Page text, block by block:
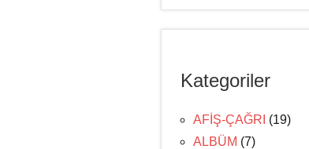
Kategoriler
AFİŞ-ÇAĞRI (19)
ALBÜM (7)